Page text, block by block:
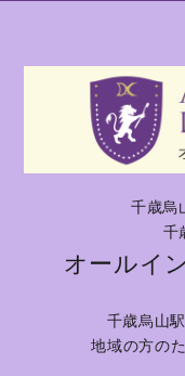
千歳烏
千
オールイ
千歳烏山
地域の方の